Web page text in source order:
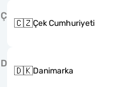
Ç
🇨🇿Çek Cumhuriyeti
D
🇩🇰Danimarka